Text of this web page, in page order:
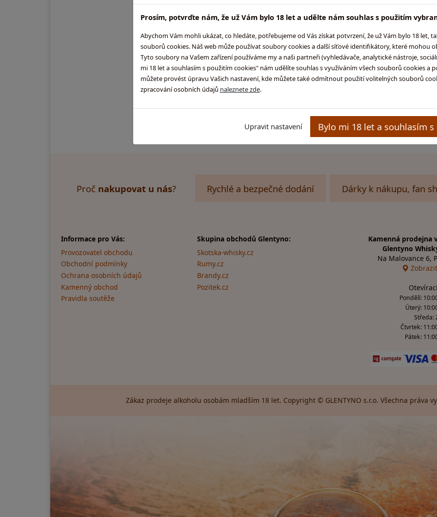
Prosím, potvrďte nám, že už Vám bylo 18 let a udělte nám souhlas s použitím
Abychom Vám mohli ukázat, co hledáte, potřebujeme od Vás získat potvrzení, že už Vám bylo 18 let,
souborů cookies. Náš web může používat soubory cookies a další síťové identifikátory, které mohou
Tyto soubory na Vašem zařízení používáme my a naši partneři (vyhledávače, analytické nástroje,
mi 18 let a souhlasím s použitím cookies" nám udělíte souhlas s využíváním všech souborů cookies a
můžete provést úpravu Vašich nastavení, kde můžete také odmítnout použití volitelných souborů
zpracování osobních údajů naleznete zde.
Upravit nastavení Bylo mi 18 let a souhlasím
whisky podle výrobce: Aroma: Pomalu
odhaluje svá tajemství, s pouhými
náznaky ovocné bohatosti a kořeněné
komplexnosti, které teprve přij …
2 279,- Do košíku
whisky podle výrobce: Aroma:
se kupředu, ale je příjeně
postupem času bohaté,
velmi komplexní. Ovoce: hrušk …
3 099,- Do
Proč nakupovat u nás? Rychlé a bezpečné dodání Dárky k nákupu, fan
Informace pro Vás:
Provozovatel obchodu
Obchodní podmínky
Ochrana osobních údajů
Kamenný obchod
Pravidla soutěže
Skupina obchodů Glentyno:
Skotska-whisky.cz
Rumy.cz
Brandy.cz
Pozitek.cz
Kamenná prodejna
Glentyno
Na Malovance 6,
Pondělí:
Úterý:
Středa:
Čtvrtek:
Pátek:
Zákaz prodeje alkoholu osobám mladším 18 let. Copyright © GLENTYNO s.r.o. Všechna práva